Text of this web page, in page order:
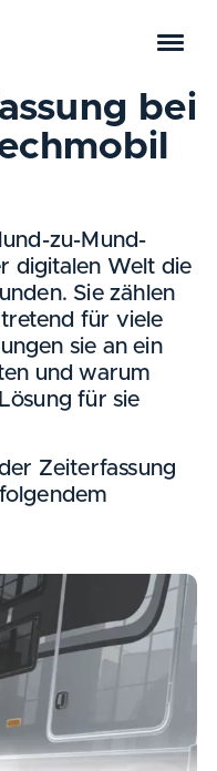
bei
zu-Mund-
digitalen Welt die
Sie zählen
für viele
sie an ein
und warum
für sie
Zeiterfassung